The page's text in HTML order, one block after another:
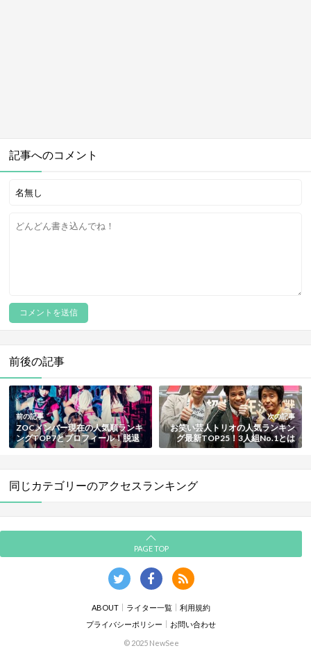
記事へのコメント
前後の記事
前の記事
ZOCメンバー現在の人気順ランキ
ングTOP7とプロフィール！脱退
者4人の脱退理由も紹介【最新
次の記事
お笑い芸人トリオの人気ランキン
グ最新TOP25！3人組No.1とは
【決定版】
同じカテゴリーのアクセスランキング
PAGE TOP
ABOUT ライター一覧
利用規約
プライバシーポリシー
お問い合わせ
© 2025 NewSee